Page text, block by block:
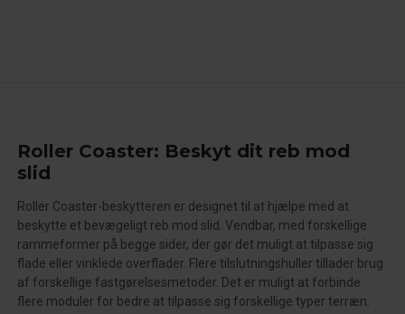
Roller Coaster: Beskyt dit reb mod
slid
Roller Coaster-beskytteren er designet til at hjælpe med at
beskytte et bevægeligt reb mod slid. Vendbar, med forskellige
rammeformer på begge sider, der gør det muligt at tilpasse sig
flade eller vinklede overflader. Flere tilslutningshuller tillader brug
af forskellige fastgørelsesmetoder. Det er muligt at forbinde
flere moduler for bedre at tilpasse sig forskellige typer terræn.